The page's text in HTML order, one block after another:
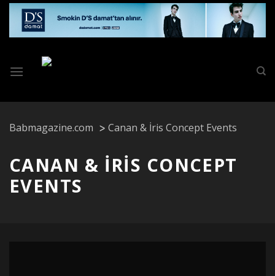
Skip
content
Babmagazine.com Canan & İris Concept Events
CANAN & İRIS CONCEPT
EVENTS